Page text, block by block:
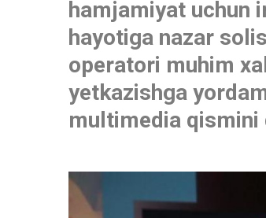
hamjamiyat uchun
hayotiga nazar
operatori muhim
yetkazishga
multimedia